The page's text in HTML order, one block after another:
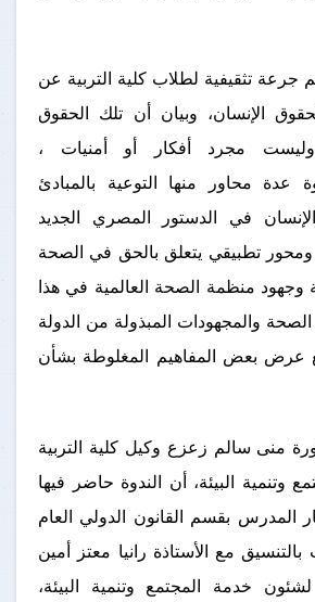
جرعة تثقيفية لطلاب كلية التربية عن
الإنسان، وبيان أن تلك الحقوق
وليست مجرد أفكار أو أمنيات ،
عدة محاور منها التوعية بالمبادئ
في الدستور المصري الجديد
، ومحور تطبيقي يتعلق بالحق في الصحة
وجهود منظمة الصحة العالمية في هذا
والمجهودات المبذولة من الدولة
عرض بعض المفاهيم المغلوطة بشأن
منى سالم زعزع وكيل كلية التربية
وتنمية البيئة، أن الندوة حاضر فيها
المدرس بقسم القانون الدولي العام
مع الأستاذة رانيا معتز أمين
خدمة المجتمع وتنمية البيئة،